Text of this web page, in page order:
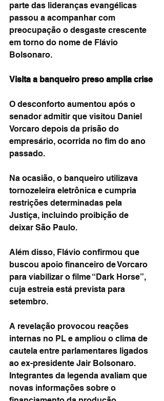
parte das lideranças evangélicas
passou a acompanhar com
preocupação o desgaste crescente
em torno do nome de Flávio
Bolsonaro.
Visita a banqueiro preso amplia crise
O desconforto aumentou após o
senador admitir que visitou Daniel
Vorcaro depois da prisão do
empresário, ocorrida no fim do ano
passado.
Na ocasião, o banqueiro utilizava
tornozeleira eletrônica e cumpria
restrições determinadas pela
Justiça, incluindo proibição de
deixar São Paulo.
Além disso, Flávio confirmou que
buscou apoio financeiro de Vorcaro
para viabilizar o filme “Dark Horse”,
cuja estreia está prevista para
setembro.
A revelação provocou reações
internas no PL e ampliou o clima de
cautela entre parlamentares ligados
ao ex-presidente Jair Bolsonaro.
Integrantes da legenda avaliam que
novas informações sobre o